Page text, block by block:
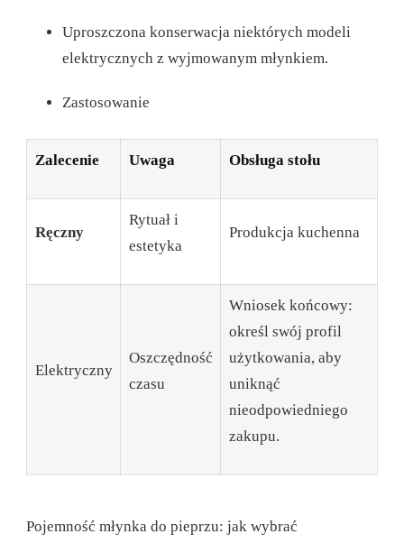
Uproszczona konserwacja niektórych modeli
elektrycznych z wyjmowanym młynkiem.
Zastosowanie
Zalecenie Uwaga Obsługa stołu
Ręczny
Rytuał i
estetyka
Produkcja kuchenna
Elektryczny
Oszczędność
czasu
Wniosek końcowy:
określ swój profil
użytkowania, aby
uniknąć
nieodpowiedniego
zakupu.
Pojemność młynka do pieprzu: jak wybrać